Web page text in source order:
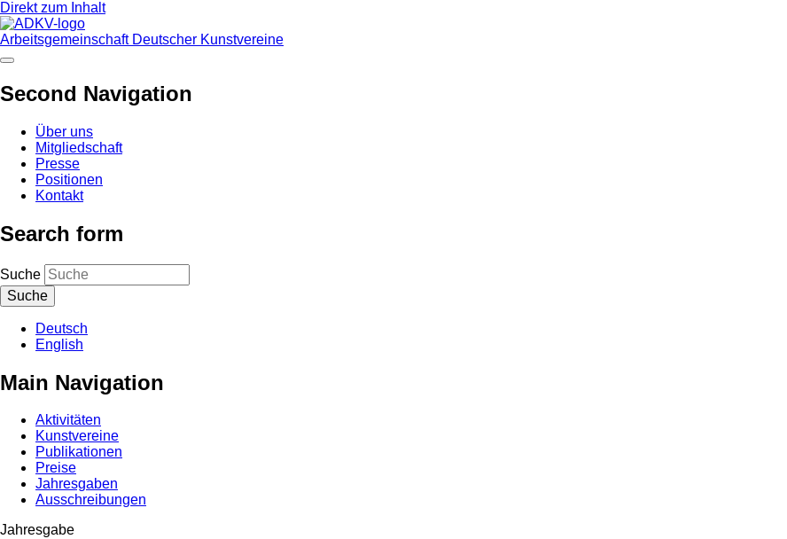
Direkt zum Inhalt
Arbeitsgemeinschaft Deutscher Kunstvereine
Second Navigation
Über uns
Mitgliedschaft
Presse
Positionen
Kontakt
Search form
Suche
Deutsch
English
Main Navigation
Aktivitäten
Kunstvereine
Publikationen
Preise
Jahresgaben
Ausschreibungen
Jahresgabe